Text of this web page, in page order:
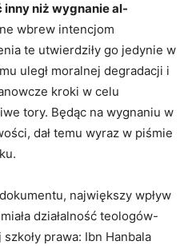
inny niż wygnanie al-
wbrew intencjom
te utwierdziły go jedynie w
uległ moralnej degradacji i
kroki w celu
tory. Będąc na wygnaniu w
dał temu wyraz w piśmie
największy wpływ
działalność teologów-
prawa: Ibn Hanbala